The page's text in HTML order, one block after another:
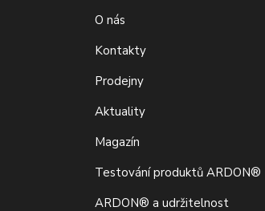
O nás
Kontakty
Prodejny
Aktuality
Magazín
Testování produktů ARDON®
ARDON® a udržitelnost